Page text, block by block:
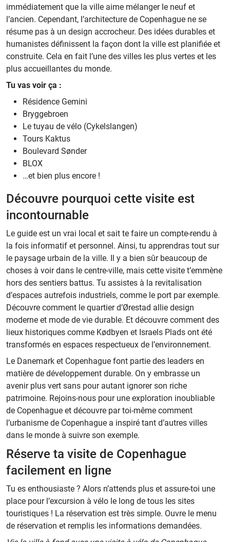
immédiatement que la ville aime mélanger le neuf et
l’ancien. Cependant, l’architecture de Copenhague ne se
résume pas à un design accrocheur. Des idées durables et
humanistes définissent la façon dont la ville est planifiée et
construite. Cela en fait l’une des villes les plus vertes et les
plus accueillantes du monde.
Tu vas voir ça :
Résidence Gemini
Bryggebroen
Le tuyau de vélo (Cykelslangen)
Tours Kaktus
Boulevard Sønder
BLOX
…et bien plus encore !
Découvre pourquoi cette visite est
incontournable
Le guide est un vrai local et sait te faire un compte-rendu à
la fois informatif et personnel. Ainsi, tu apprendras tout sur
le paysage urbain de la ville. Il y a bien sûr beaucoup de
choses à voir dans le centre-ville, mais cette visite t’emmène
hors des sentiers battus. Tu assistes à la revitalisation
d’espaces autrefois industriels, comme le port par exemple.
Découvre comment le quartier d’Ørestad allie design
moderne et mode de vie durable. Et découvre comment des
lieux historiques comme Kødbyen et Israels Plads ont été
transformés en espaces respectueux de l’environnement.
Le Danemark et Copenhague font partie des leaders en
matière de développement durable. On y embrasse un
avenir plus vert sans pour autant ignorer son riche
patrimoine. Rejoins-nous pour une exploration inoubliable
de Copenhague et découvre par toi-même comment
l’urbanisme de Copenhague a inspiré tant d’autres villes
dans le monde à suivre son exemple.
Réserve ta visite de Copenhague
facilement en ligne
Tu es enthousiaste ? Alors n’attends plus et assure-toi une
place pour l’excursion à vélo le long de tous les sites
touristiques ! La réservation est très simple. Ouvre le menu
de réservation et remplis les informations demandées.